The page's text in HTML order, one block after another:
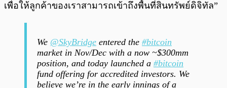
เพื่อให้ลูกค้าของเราสามารถเข้าถึงพื้นที่สินทรัพย์ดิจิทัล”
We @SkyBridge entered the #bitcoin
market in Nov/Dec with a now ~$300mm
position, and today launched a #bitcoin
fund offering for accredited investors. We
believe we’re in the early innings of a